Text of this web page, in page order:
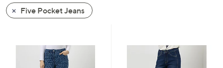
wischen
Sie
Five Pocket Jeans